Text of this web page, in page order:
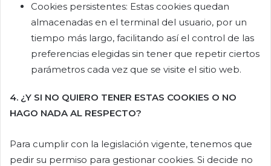
Cookies persistentes: Estas cookies quedan
almacenadas en el terminal del usuario, por un
tiempo más largo, facilitando así el control de las
preferencias elegidas sin tener que repetir ciertos
parámetros cada vez que se visite el sitio web.
4. ¿Y SI NO QUIERO TENER ESTAS COOKIES O NO
HAGO NADA AL RESPECTO?
Para cumplir con la legislación vigente, tenemos que
pedir su permiso para gestionar cookies. Si decide no